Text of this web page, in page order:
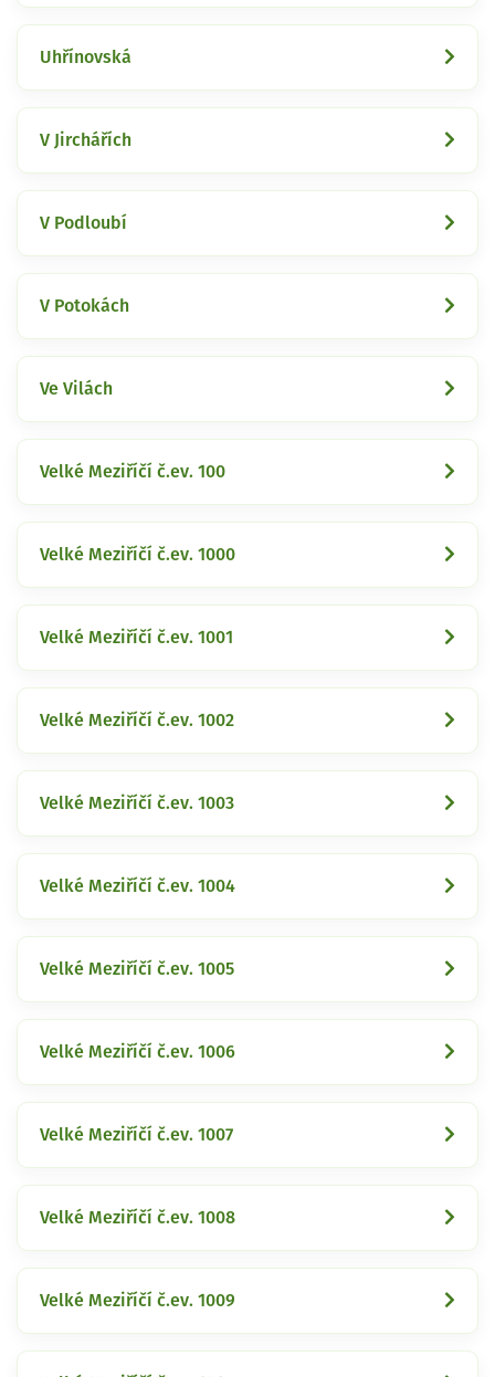
Uhřínovská
V Jirchářích
V Podloubí
V Potokách
Ve Vilách
Velké Meziříčí č.ev. 100
Velké Meziříčí č.ev. 1000
Velké Meziříčí č.ev. 1001
Velké Meziříčí č.ev. 1002
Velké Meziříčí č.ev. 1003
Velké Meziříčí č.ev. 1004
Velké Meziříčí č.ev. 1005
Velké Meziříčí č.ev. 1006
Velké Meziříčí č.ev. 1007
Velké Meziříčí č.ev. 1008
Velké Meziříčí č.ev. 1009